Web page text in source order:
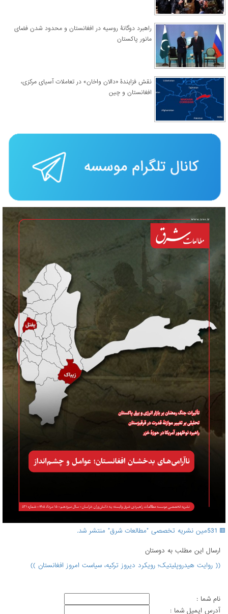
راهبرد دوگانۀ روسیه در افغانستان و محدود شدن فضای
مانور پاکستان
نقش فزایندۀ «دالان واخان» در تعاملات آسیای مرکزی،
افغانستان و چین
🟥 531مین نشریه تخصصی "مطالعات شرق" منتشر شد.
ارسال اين مطلب به دوستان
(( روایت هیدروپلیتیک؛ رویکرد دیروز ترکیه، سیاست امروز افغانستان ))
نام شما :
آدرس ايميل شما :